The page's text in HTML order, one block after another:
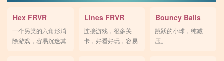
Hex FRVR
一个另类的六角形消
除游戏，容易沉迷其
Lines FRVR
连接游戏，很多关
卡，好看好玩，容易
Bouncy Balls
跳跃的小球，纯减
压。